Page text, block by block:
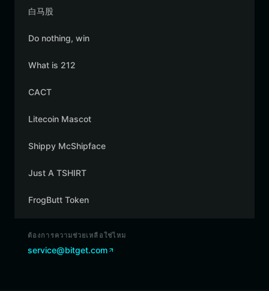
白马股
Do nothing, win
What is 212
CACT
Litecoin Mascot
Shippy McShipface
Just A TSHIRT
FrogButt Token
ต้องการความช่วยเหลือใช่ไหม
service@bitget.com